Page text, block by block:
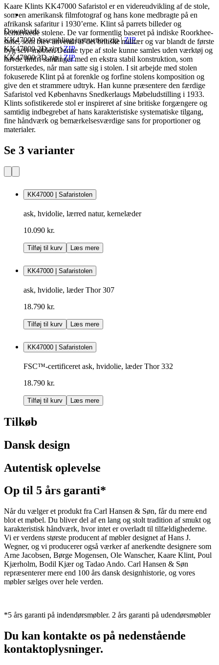
Downloads
KK47000 Assembling instruction.zip|ZIP
KK47000 2D.zip|ZIP
KK47000 3D.zip|ZIP
Kaare Klints KK47000 Safaristol er en videreudvikling af de stole,
som en amerikansk filmfotograf og hans kone medbragte på en
afrikansk safaritur i 1930’erne. Klint så parrets billeder og
bemærkede stolene. De var formentlig baseret på indiske Roorkhee-
stole, som blev anvendt af det britiske militær og var blandt de første
byg selv-møbler. Denne type af stole kunne samles uden værktøj og
havde limfri samlinger med en ekstra stabil konstruktion, som
forstærkedes, når man satte sig i stolen. I sit arbejde med stolen
fokuserede Klint på at forenkle og forfine stolens komposition og
give den et strammere udtryk. Han kunne præsentere den færdige
Safaristol ved Københavns Snedkerlaugs Møbeludstilling i 1933.
Klints sofistikerede stol er inspireret af sine britiske forgængere og
samtidig indbegrebet af hans karakteristiske systematiske tilgang,
fine håndværk og bemærkelsesværdige sans for proportioner og
materialer.
Se 3 varianter
KK47000 | Safaristolen
ask, hvidolie, lærred natur, kernelæder
10.090 kr.
Tilføj til kurv Læs mere
KK47000 | Safaristolen
ask, hvidolie, læder Thor 307
18.790 kr.
Tilføj til kurv Læs mere
KK47000 | Safaristolen
FSC™-certificeret ask, hvidolie, læder Thor 332
18.790 kr.
Tilføj til kurv Læs mere
Tilkøb
Dansk design
Autentisk oplevelse
Op til 5 års garanti*
Når du vælger et produkt fra Carl Hansen & Søn, får du mere end
blot et møbel. Du bliver del af en lang og stolt tradition af smukt og
karakteristisk håndværk, hvor intet er overladt til tilfældighederne.
Vi er verdens største producent af møbler designet af Hans J.
Wegner, og vi producerer også værker af anerkendte designere som
Arne Jacobsen, Børge Mogensen, Ole Wanscher, Kaare Klint, Poul
Kjærholm, Bodil Kjær og Tadao Ando. Carl Hansen & Søn
repræsenterer mere end 100 års dansk designhistorie, og vores
møbler sælges over hele verden.
*5 års garanti på indendørsmøbler. 2 års garanti på udendørsmøbler
Du kan kontakte os på nedenstående
kontaktoplysninger.